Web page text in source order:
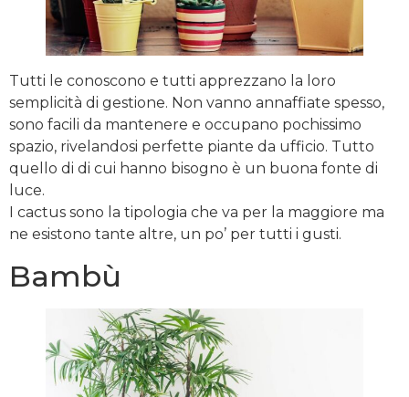
Tutti le conoscono e tutti apprezzano la loro
semplicità di gestione. Non vanno annaffiate spesso,
sono facili da mantenere e occupano pochissimo
spazio, rivelandosi perfette piante da ufficio. Tutto
quello di di cui hanno bisogno è un buona fonte di
luce.
I cactus sono la tipologia che va per la maggiore ma
ne esistono tante altre, un po’ per tutti i gusti.
Bambù